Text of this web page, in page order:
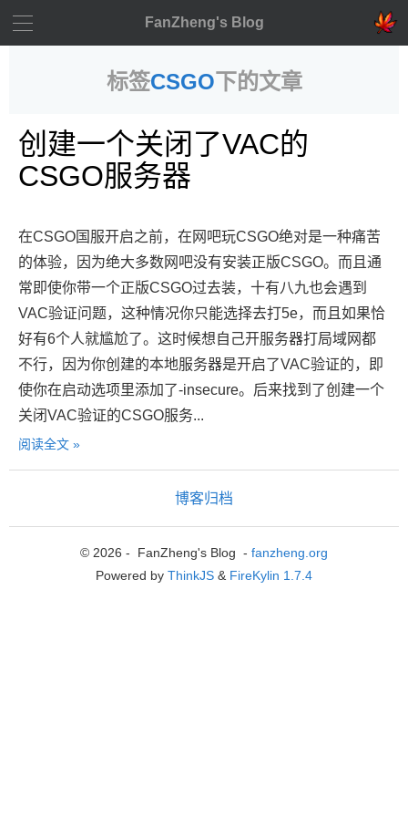
FanZheng's Blog
标签CSGO下的文章
创建一个关闭了VAC的
CSGO服务器
在CSGO国服开启之前，在网吧玩CSGO绝对是一种痛苦
的体验，因为绝大多数网吧没有安装正版CSGO。而且通
常即使你带一个正版CSGO过去装，十有八九也会遇到
VAC验证问题，这种情况你只能选择去打5e，而且如果恰
好有6个人就尴尬了。这时候想自己开服务器打局域网都
不行，因为你创建的本地服务器是开启了VAC验证的，即
使你在启动选项里添加了-insecure。后来找到了创建一个
关闭VAC验证的CSGO服务...
阅读全文 »
博客归档
© 2026 - FanZheng's Blog - fanzheng.org
Powered by ThinkJS & FireKylin 1.7.4